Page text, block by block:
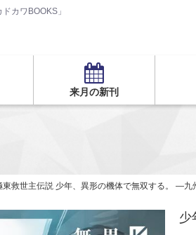
カワBOOKS」
来月の新刊
東救世主伝説 少年、異形の機体で無双する。 ―
少